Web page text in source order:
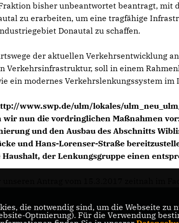
bisher unbeantwortet beantragt, mit
zu erarbeiten, um eine tragfähige
Donautal zu schaffen.
der aktuellen Verkehrsentwicklung
Verkehrsinfrastruktur, soll in einem
ein modernes Verkehrslenkungssystem
www.swp.de/ulm/lokales/
wir nun die vordringlichen Maßnahmen
und den Ausbau des Abschnitts
und Hans-Lorenser-Straße
der Lenkungsgruppe einen
Fraktion im Ulmer
die notwendig sind, um die Webseite
Optmierung). Für die Verwendung